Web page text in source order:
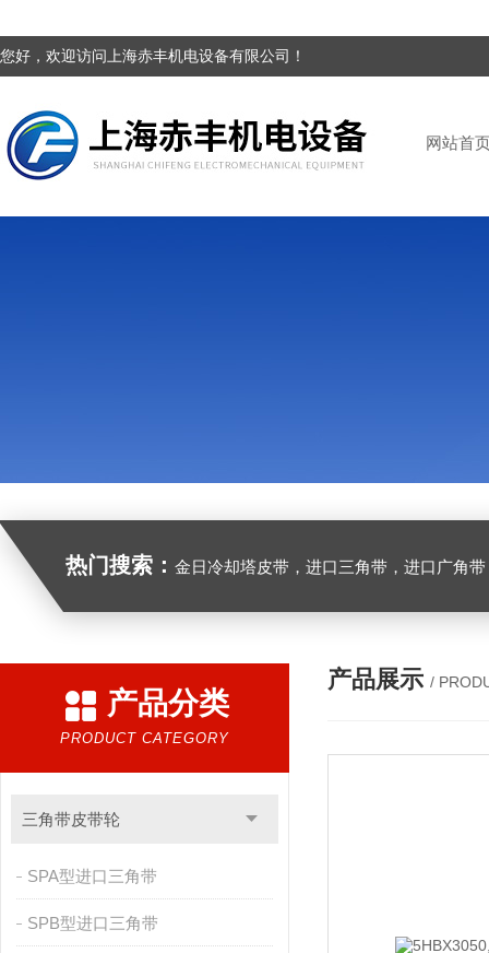
您好，欢迎访问上海赤丰机电设备有限公司！
网站首
热门搜索： 金日冷却塔皮带，进口三角带，进口广角带，进口同步带，进口空压机皮
产品分类
PRODUCT CATEGORY
三角带皮带轮
SPA型进口三角带
SPB型进口三角带
产品展示 /